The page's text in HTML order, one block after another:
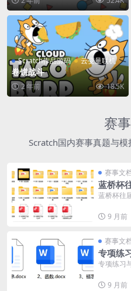
Scratch作品源码 云变量联机
卷饼战斗
2 年前 18.5K
赛
Scratch国内赛事真题与
赛事文
蓝桥杯
蓝桥杯往
9 月前
赛事文
专项练
专项练习
9 月前